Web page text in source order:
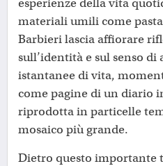
esperienze della vita
materiali umili come
Barbieri lascia affiorare
sull’identità e sul senso di
istantanee di vita,
come pagine di un diario
riprodotta in particelle
mosaico più grande.
Dietro questo importante